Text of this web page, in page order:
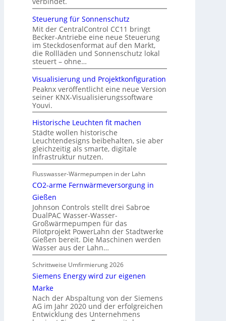
Steuerung für Sonnenschutz
Mit der CentralControl CC11 bringt
Becker-Antriebe eine neue Steuerung
im Steckdosenformat auf den Markt,
die Rollläden und Sonnenschutz lokal
steuert – ohne…
Visualisierung und Projektkonfiguration
Peaknx veröffentlicht eine neue Version
seiner KNX-Visualisierungssoftware
Youvi.
Historische Leuchten fit machen
Städte wollen historische
Leuchtendesigns beibehalten, sie aber
gleichzeitig als smarte, digitale
Infrastruktur nutzen.
Flusswasser-Wärmepumpen in der Lahn
CO2-arme Fernwärmeversorgung in
Gießen
Johnson Controls stellt drei Sabroe
DualPAC Wasser-Wasser-
Großwärmepumpen für das
Pilotprojekt PowerLahn der Stadtwerke
Gießen bereit. Die Maschinen werden
Wasser aus der Lahn…
Schrittweise Umfirmierung 2026
Siemens Energy wird zur eigenen
Marke
Nach der Abspaltung von der Siemens
AG im Jahr 2020 und der erfolgreichen
Entwicklung des Unternehmens